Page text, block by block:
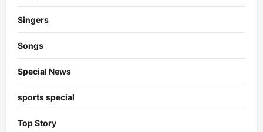
Singers
Songs
Special News
sports special
Top Story